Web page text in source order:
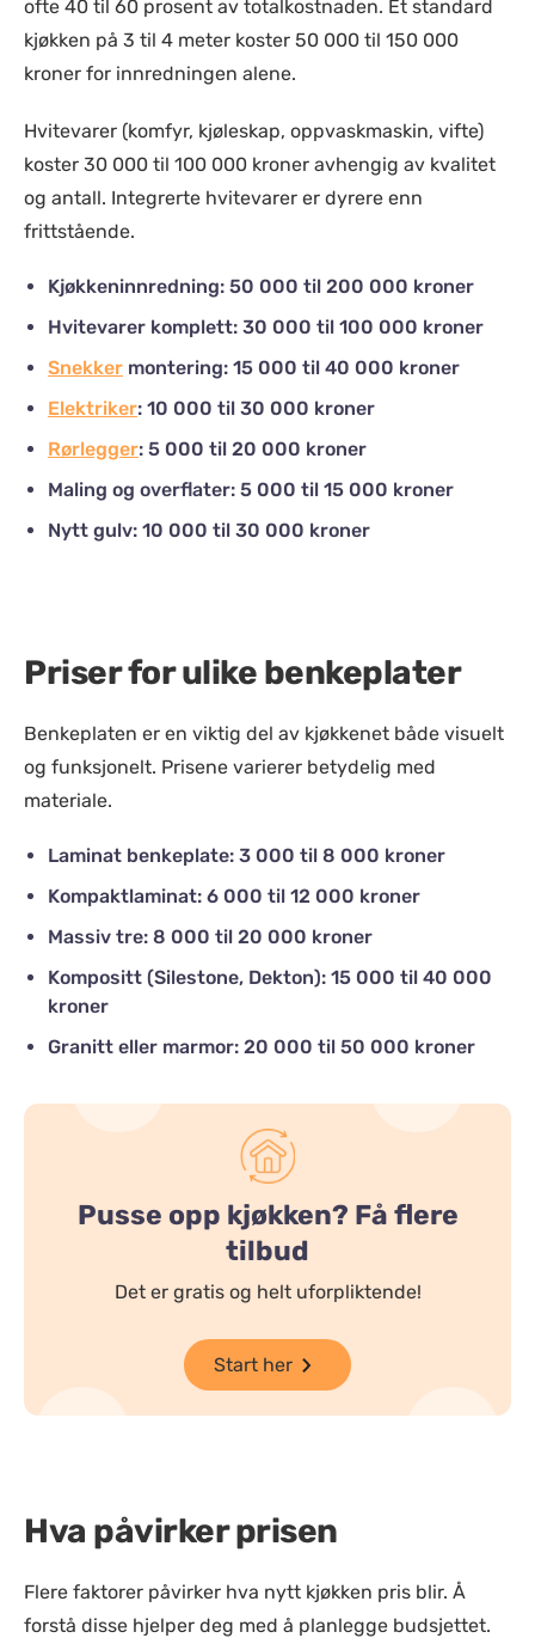
ofte 40 til 60 prosent av totalkostnaden. Et standard
kjøkken på 3 til 4 meter koster 50 000 til 150 000
kroner for innredningen alene.
Hvitevarer (komfyr, kjøleskap, oppvaskmaskin, vifte)
koster 30 000 til 100 000 kroner avhengig av kvalitet
og antall. Integrerte hvitevarer er dyrere enn
frittstående.
Kjøkkeninnredning: 50 000 til 200 000 kroner
Hvitevarer komplett: 30 000 til 100 000 kroner
Snekker montering: 15 000 til 40 000 kroner
Elektriker: 10 000 til 30 000 kroner
Rørlegger: 5 000 til 20 000 kroner
Maling og overflater: 5 000 til 15 000 kroner
Nytt gulv: 10 000 til 30 000 kroner
Priser for ulike benkeplater
Benkeplaten er en viktig del av kjøkkenet både visuelt
og funksjonelt. Prisene varierer betydelig med
materiale.
Laminat benkeplate: 3 000 til 8 000 kroner
Kompaktlaminat: 6 000 til 12 000 kroner
Massiv tre: 8 000 til 20 000 kroner
Kompositt (Silestone, Dekton): 15 000 til 40 000
kroner
Granitt eller marmor: 20 000 til 50 000 kroner
Pusse opp kjøkken? Få flere
tilbud
Det er gratis og helt uforpliktende!
Start her
Hva påvirker prisen
Flere faktorer påvirker hva nytt kjøkken pris blir. Å
forstå disse hjelper deg med å planlegge budsjettet.